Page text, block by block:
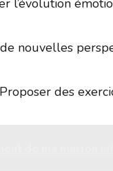
nouvelles
des